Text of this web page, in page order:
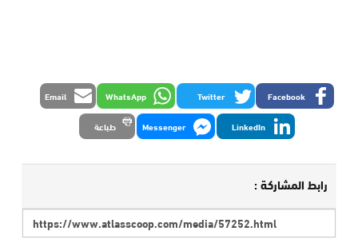
Facebook
Twitter
WhatsApp
Email
LinkedIn
Messenger طباعة
رابط المشاركة :